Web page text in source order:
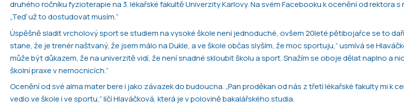
druhého ročníku fyzioterapie na 3. lékařské fakultě Univerzity Karlovy. Na svém Facebooku k ocenění od rektora
„Teď už to dostudovat musím.“
Úspěšně sladit vrcholový sport se studiem na vysoké škole není jednoduché, ovšem 20leté pětibojařce se to
stane, že je trenér naštvaný, že jsem málo na Dukle, a ve škole občas slyším, že moc sportuju,“ usmívá se
může být důkazem, že na univerzitě vidí, že není snadné skloubit školu a sport. Snažím se oboje dělat naplno a
školní praxe v nemocnicích.“
Ocenění od své alma mater bere i jako závazek do budoucna. „Pan proděkan od nás z třetí lékařské fakulty mi k
vedlo ve škole i ve sportu,“ líčí Hlaváčková, která je v polovině bakalářského studia.